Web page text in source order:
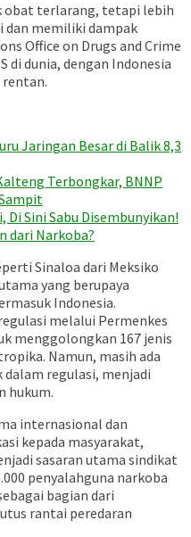
obat terlarang, tetapi lebih
dan memiliki dampak
Office on Drugs and Crime
di dunia, dengan Indonesia
rentan.
Jaringan Besar di Balik 8,3
Terbongkar, BNNP
Di Sini Sabu Disembunyikan!
dari Narkoba?
Sinaloa dari Meksiko
yang berupaya
Indonesia.
melalui Permenkes
menggolongkan 167 jenis
Namun, masih ada
dalam regulasi, menjadi
hukum.
internasional dan
kepada masyarakat,
sasaran utama sindikat
penyalahguna narkoba
bagian dari
rantai peredaran